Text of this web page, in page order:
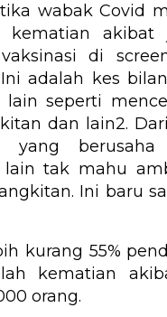
wabak Covid
kematian akibat
di
adalah kes
seperti
dan lain2.
berusaha
tak mahu
Ini baru
kurang 55%
kematian
orang.